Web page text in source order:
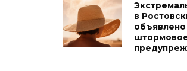
в
объявлено